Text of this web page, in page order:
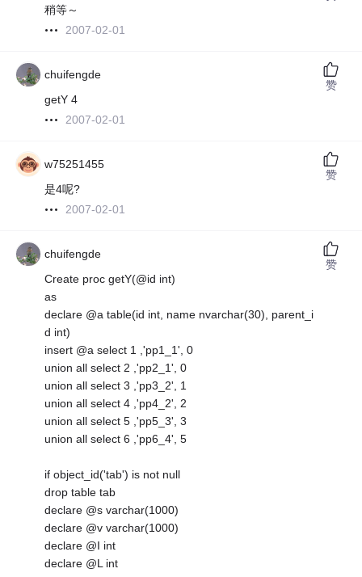
稍等～
2007-02-01
chuifengde
getY 4
2007-02-01
赞
w75251455
是4呢?
2007-02-01
赞
chuifengde
Create proc getY(@id int)
as
declare @a table(id int, name nvarchar(30), parent_i
d int)
insert @a select 1 ,'pp1_1', 0
union all select 2 ,'pp2_1', 0
union all select 3 ,'pp3_2', 1
union all select 4 ,'pp4_2', 2
union all select 5 ,'pp5_3', 3
union all select 6 ,'pp6_4', 5
if object_id('tab') is not null
drop table tab
declare @s varchar(1000)
declare @v varchar(1000)
declare @I int
declare @L int
赞